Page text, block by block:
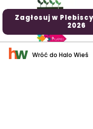
Zagłosuj w
2026
Wróć do Halo Wieś